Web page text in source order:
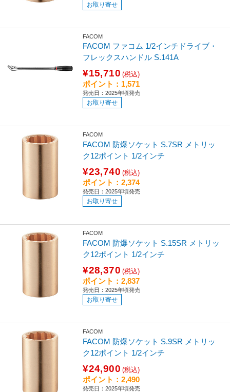
お取り寄せ
FACOM
FACOM ファコム 1/2インチドライブ・
フレックスハンドル S.141A
¥15,710 (税込)
ポイント：1,571
発売日：2025年頃発売
お取り寄せ
FACOM
FACOM 防爆ソケット S.7SR メトリッ
ク12ポイント 1/2インチ
¥23,740 (税込)
ポイント：2,374
発売日：2025年頃発売
お取り寄せ
FACOM
FACOM 防爆ソケット S.15SR メトリッ
ク12ポイント 1/2インチ
¥28,370 (税込)
ポイント：2,837
発売日：2025年頃発売
お取り寄せ
FACOM
FACOM 防爆ソケット S.9SR メトリッ
ク12ポイント 1/2インチ
¥24,900 (税込)
ポイント：2,490
発売日：2025年頃発売